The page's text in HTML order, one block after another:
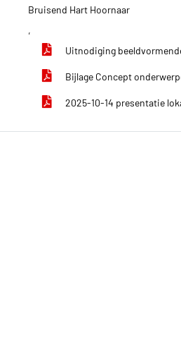
Bruisend Hart Hoornaar
,
Uitnodiging
Bijlage Concept
2025-10-14 presentatie